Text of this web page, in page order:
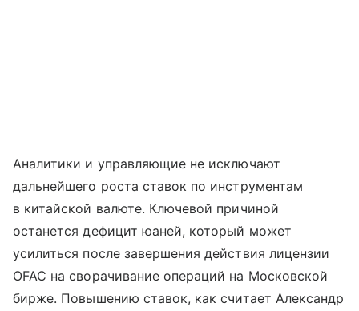
Аналитики и управляющие не исключают
дальнейшего роста ставок по инструментам
в китайской валюте. Ключевой причиной
останется дефицит юаней, который может
усилиться после завершения действия лицензии
OFAC на сворачивание операций на Московской
бирже. Повышению ставок, как считает Александр